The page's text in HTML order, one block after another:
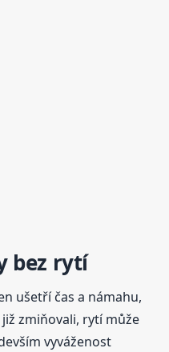
bez rytí
ušetří čas a námahu,
již zmiňovali, rytí může
vyváženost